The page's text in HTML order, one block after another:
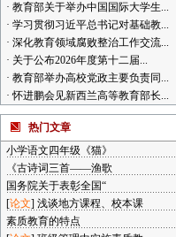
· 教育部关于举办中国国际大学生...
· 学习贯彻习近平总书记对基础教...
· 深化教育领域腐败整治工作交流...
· 关于公布2026年度第十二届...
· 教育部举办高校党政主要负责同...
· 怀进鹏会见新西兰高等教育部长...
热门文章
小学语文四年级《猫》
《古诗词三首——渔歌
国务院关于表彰全国“
[论文] 浅谈地方课程、校本课
素质教育的特点